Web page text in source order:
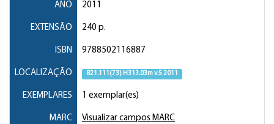
ANO 2011
EXTENSÃO 240 p.
ISBN 9788502116887
LOCALIZAÇÃO 821.111(73) H313.03m v.5 2011
EXEMPLARES 1 exemplar(es)
MARC Visualizar campos MARC